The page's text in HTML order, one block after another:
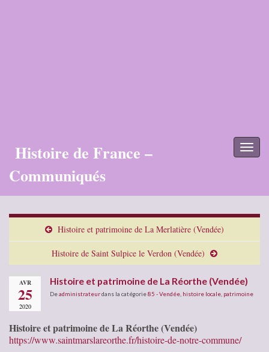
Histoire de France –
Communiqués
Histoire et patrimoine de La Merlatière (Vendée)
Histoire de Saint Sulpice le Verdon (Vendée)
AVR
25
2020
Histoire et patrimoine de La Réorthe (Vendée)
Deadministrateurdans la catégorie85 - Vendée histoire locale patrimoine
Histoire et patrimoine de La Réorthe (Vendée)
https://www.saintmarslareorthe.fr/histoire-de-notre-commune/